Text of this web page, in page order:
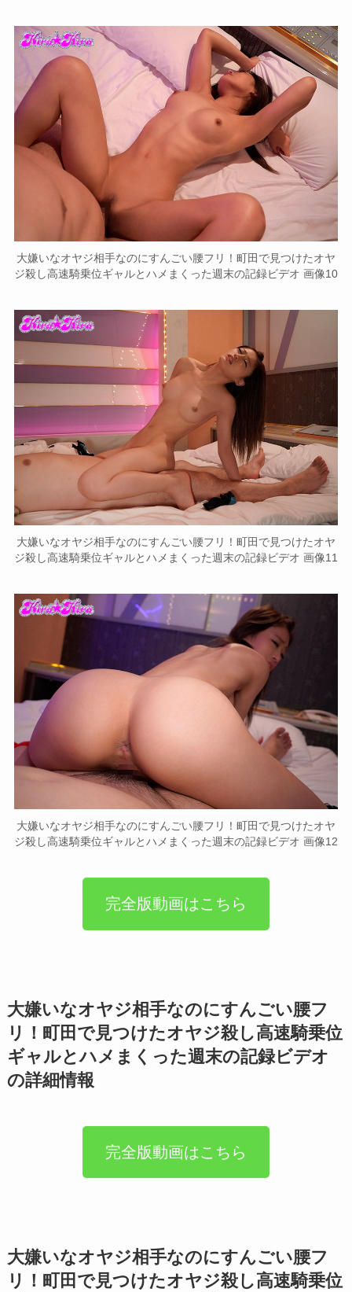
大嫌いなオヤジ相手なのにすんごい腰フリ！町田で見つけたオヤ
ジ殺し高速騎乗位ギャルとハメまくった週末の記録ビデオ 画像10
大嫌いなオヤジ相手なのにすんごい腰フリ！町田で見つけたオヤ
ジ殺し高速騎乗位ギャルとハメまくった週末の記録ビデオ 画像11
大嫌いなオヤジ相手なのにすんごい腰フリ！町田で見つけたオヤ
ジ殺し高速騎乗位ギャルとハメまくった週末の記録ビデオ 画像12
完全版動画はこちら
大嫌いなオヤジ相手なのにすんごい腰フ
リ！町田で見つけたオヤジ殺し高速騎乗位
ギャルとハメまくった週末の記録ビデオ
の詳細情報
完全版動画はこちら
大嫌いなオヤジ相手なのにすんごい腰フ
リ！町田で見つけたオヤジ殺し高速騎乗位